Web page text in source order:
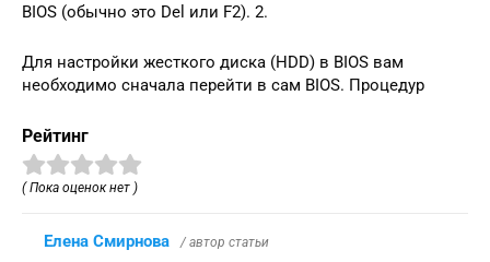
BIOS (обычно это Del или F2). 2.
Для настройки жесткого диска (HDD) в BIOS вам
необходимо сначала перейти в сам BIOS. Процедур
Рейтинг
( Пока оценок нет )
Елена Смирнова / автор статьи